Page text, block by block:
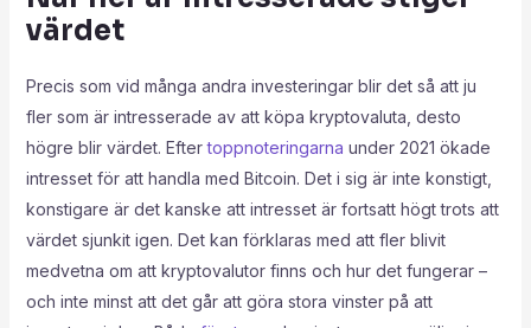
värdet
Precis som vid många andra investeringar blir det så att ju
fler som är intresserade av att köpa kryptovaluta, desto
högre blir värdet. Eftertoppnoteringarna under 2021 ökade
intresset för att handla med Bitcoin. Det i sig är inte konstigt,
konstigare är det kanske att intresset är fortsatt högt trots att
värdet sjunkit igen. Det kan förklaras med att fler blivit
medvetna om att kryptovalutor finns och hur det fungerar –
och inte minst att det går att göra stora vinster på att